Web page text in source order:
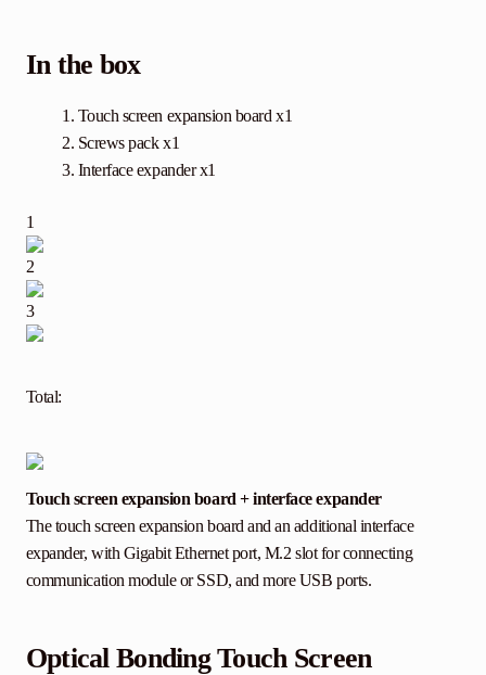
In the box
Touch screen expansion board x1
Screws pack x1
Interface expander x1
1
2
3
Total:
Touch screen expansion board + interface expander
The touch screen expansion board and an additional interface
expander, with Gigabit Ethernet port, M.2 slot for connecting
communication module or SSD, and more USB ports.
Optical Bonding Touch Screen